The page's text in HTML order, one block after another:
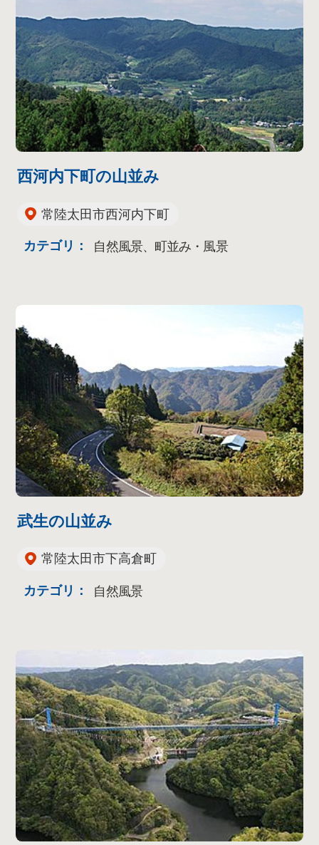
西河内下町の山並み
常陸太田市西河内下町
カテゴリ： 自然風景、町並み・風景
武生の山並み
常陸太田市下高倉町
カテゴリ： 自然風景